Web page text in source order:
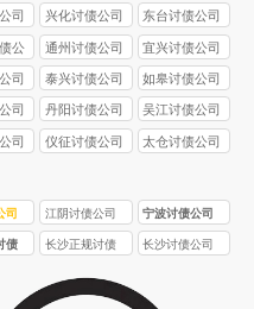
司 兴化讨债公司 东台讨债公司
公
通州讨债公司 宜兴讨债公司
司 泰兴讨债公司 如皋讨债公司
司 丹阳讨债公司 吴江讨债公司
司 仪征讨债公司 太仓讨债公司
司 江阴讨债公司 宁波讨债公司
债
长沙正规讨债
比非正规公司
长沙讨债公司
怎样的？